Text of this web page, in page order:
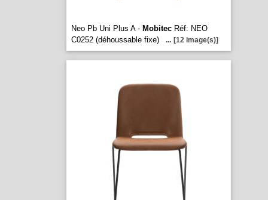
Neo Pb Uni Plus A - MobitecRéf: NEO
C0252 (déhoussable fixe)
... [12 image(s)]